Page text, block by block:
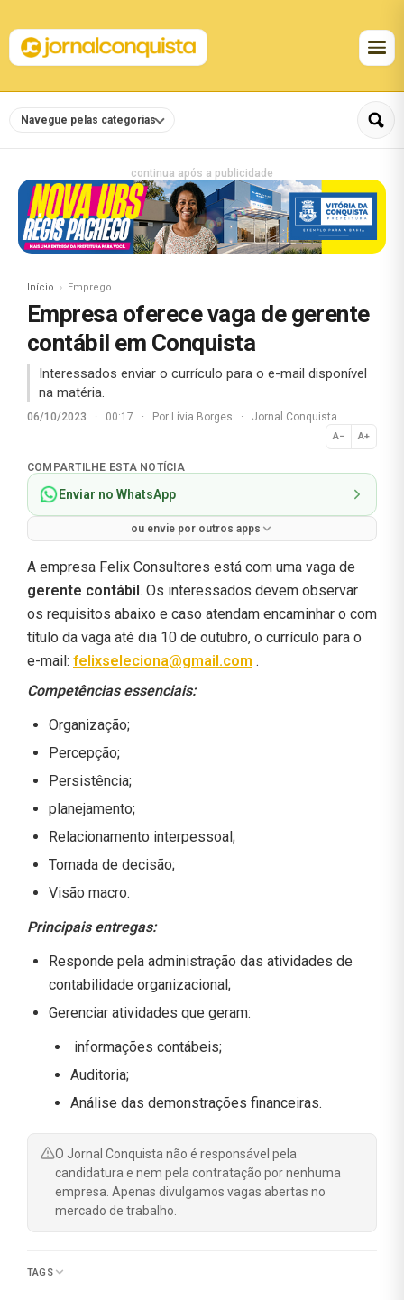
Navegue pelas categorias
continua após a publicidade
Início Emprego
Empresa oferece vaga de gerente
contábil em Conquista
Interessados enviar o currículo para o e-mail disponível
na matéria.
06/10/2023 · 00:17 · Por Lívia Borges · Jornal Conquista
A− A+
Normal
COMPARTILHE ESTA NOTÍCIA
Enviar no WhatsApp
ou envie por outros apps
A empresa Felix Consultores está com uma vaga de
gerente contábil. Os interessados devem observar
os requisitos abaixo e caso atendam encaminhar o com
título da vaga até dia 10 de outubro, o currículo para o
e-mail: felixseleciona@gmail.com .
Competências essenciais:
Organização;
Percepção;
Persistência;
planejamento;
Relacionamento interpessoal;
Tomada de decisão;
Visão macro.
Principais entregas:
Responde pela administração das atividades de
contabilidade organizacional;
Gerenciar atividades que geram:
informações contábeis;
Auditoria;
Análise das demonstrações financeiras.
O Jornal Conquista não é responsável pela
candidatura e nem pela contratação por nenhuma
empresa. Apenas divulgamos vagas abertas no
mercado de trabalho.
TAGS